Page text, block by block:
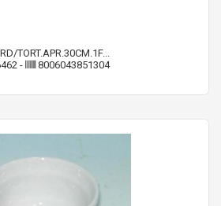
TORT.APR.30CM.1F...
- 8006043851304